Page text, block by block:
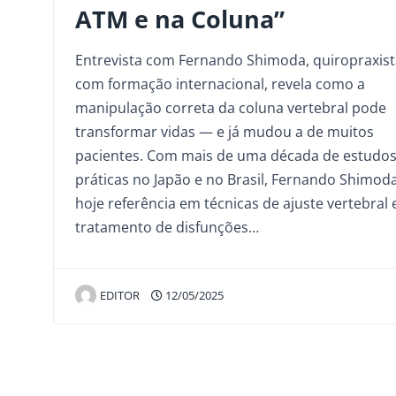
ATM e na Coluna”
Entrevista com Fernando Shimoda,
com formação internacional, revela como a
manipulação correta da coluna vertebral pode
transformar vidas — e já mudou a de muitos
pacientes. Com mais de uma década de
práticas no Japão e no Brasil, Fernando
hoje referência em técnicas de ajuste vertebral
tratamento de disfunções…
EDITOR 12/05/2025